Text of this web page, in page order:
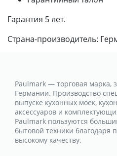
Гарантия 5 лет.
Страна-производитель:
Paulmark — торговая марка,
Германии. Производство
выпуске кухонных моек,
аксессуаров и
Paulmark пользуются
бытовой техники благодаря
высокому качеству.